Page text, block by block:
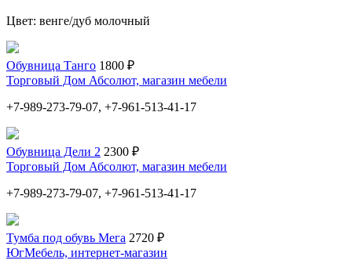
Цвет: венге/дуб молочный
Обувница Танго 1800 ₽
Торговый Дом Абсолют, магазин мебели
+7-989-273-79-07, +7-961-513-41-17
Обувница Дели 2 2300 ₽
Торговый Дом Абсолют, магазин мебели
+7-989-273-79-07, +7-961-513-41-17
Тумба под обувь Мега 2720 ₽
ЮгМебель, интернет-магазин